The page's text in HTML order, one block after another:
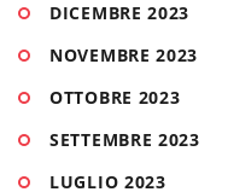
DICEMBRE 2023
NOVEMBRE 2023
OTTOBRE 2023
SETTEMBRE 2023
LUGLIO 2023